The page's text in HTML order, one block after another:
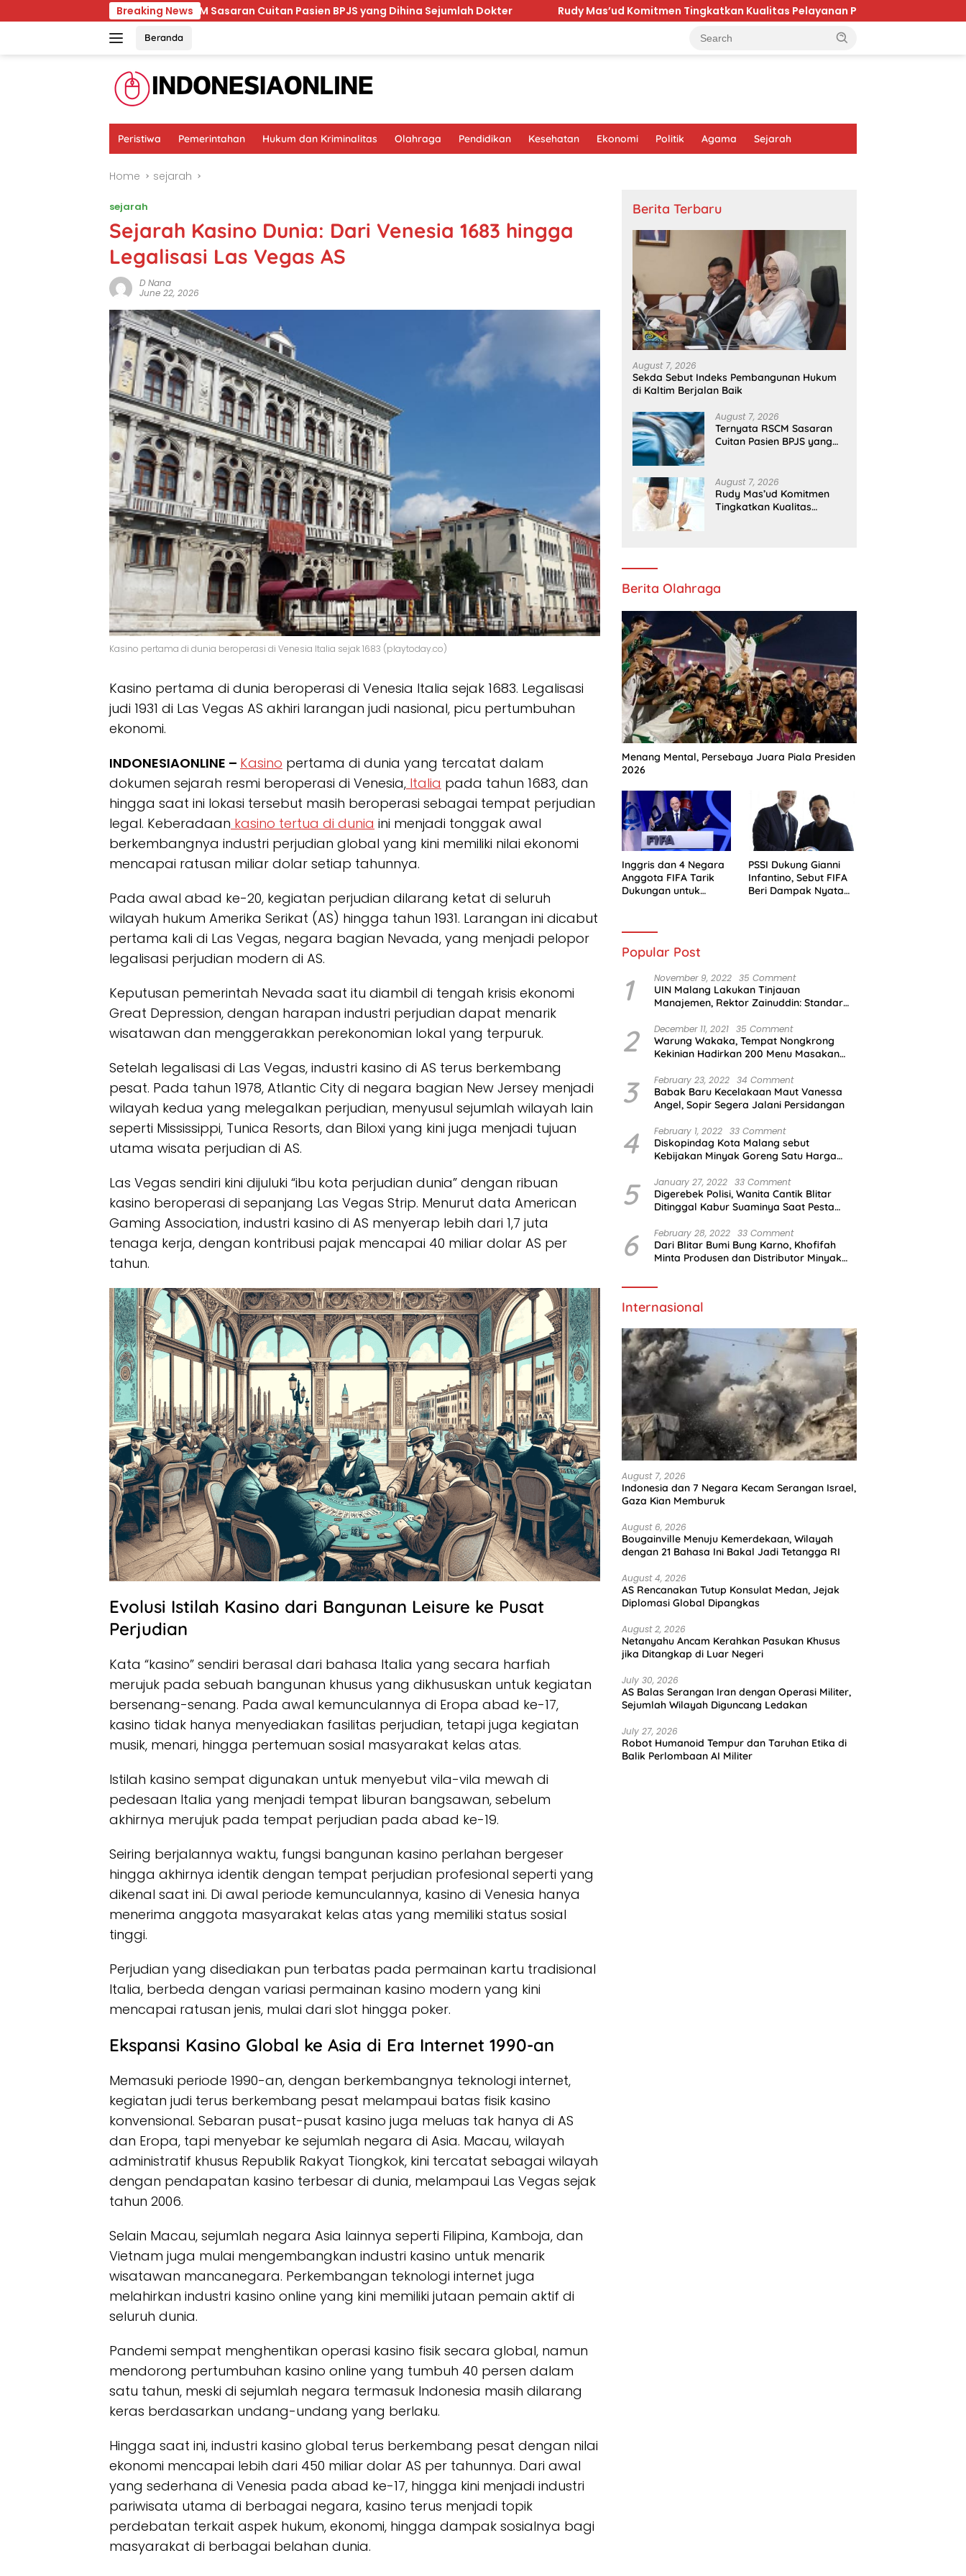
to
Breaking News
Ternyata RSCM Sasaran Cuitan Pasien BPJS yang Dihina Sejumlah Dokter Rudy Mas’ud Komitmen Tingkatkan Kualitas Pelayanan Publik di Kaltim
Beranda
Peristiwa Pemerintahan Hukum dan Kriminalitas Olahraga Pendidikan Kesehatan Ekonomi Politik Agama Sejarah
Home sejarah
sejarah
Sejarah Kasino Dunia: Dari Venesia 1683 hingga
Legalisasi Las Vegas AS
D Nana
June 22, 2026
Kasino pertama di dunia beroperasi di Venesia Italia sejak 1683 (playtoday.co)
Kasino pertama di dunia beroperasi di Venesia Italia sejak 1683. Legalisasi
judi 1931 di Las Vegas AS akhiri larangan judi nasional, picu pertumbuhan
ekonomi.
INDONESIAONLINE – Kasino pertama di dunia yang tercatat dalam
dokumen sejarah resmi beroperasi di Venesia, Italia pada tahun 1683, dan
hingga saat ini lokasi tersebut masih beroperasi sebagai tempat perjudian
legal. Keberadaan kasino tertua di dunia ini menjadi tonggak awal
berkembangnya industri perjudian global yang kini memiliki nilai ekonomi
mencapai ratusan miliar dolar setiap tahunnya.
Pada awal abad ke-20, kegiatan perjudian dilarang ketat di seluruh
wilayah hukum Amerika Serikat (AS) hingga tahun 1931. Larangan ini dicabut
pertama kali di Las Vegas, negara bagian Nevada, yang menjadi pelopor
legalisasi perjudian modern di AS.
Keputusan pemerintah Nevada saat itu diambil di tengah krisis ekonomi
Great Depression, dengan harapan industri perjudian dapat menarik
wisatawan dan menggerakkan perekonomian lokal yang terpuruk.
Setelah legalisasi di Las Vegas, industri kasino di AS terus berkembang
pesat. Pada tahun 1978, Atlantic City di negara bagian New Jersey menjadi
wilayah kedua yang melegalkan perjudian, menyusul sejumlah wilayah lain
seperti Mississippi, Tunica Resorts, dan Biloxi yang kini juga menjadi tujuan
utama wisata perjudian di AS.
Las Vegas sendiri kini dijuluki “ibu kota perjudian dunia” dengan ribuan
kasino beroperasi di sepanjang Las Vegas Strip. Menurut data American
Gaming Association, industri kasino di AS menyerap lebih dari 1,7 juta
tenaga kerja, dengan kontribusi pajak mencapai 40 miliar dolar AS per
tahun.
Evolusi Istilah Kasino dari Bangunan Leisure ke Pusat
Perjudian
Kata “kasino” sendiri berasal dari bahasa Italia yang secara harfiah
merujuk pada sebuah bangunan khusus yang dikhususkan untuk kegiatan
bersenang-senang. Pada awal kemunculannya di Eropa abad ke-17,
kasino tidak hanya menyediakan fasilitas perjudian, tetapi juga kegiatan
musik, menari, hingga pertemuan sosial masyarakat kelas atas.
Istilah kasino sempat digunakan untuk menyebut vila-vila mewah di
pedesaan Italia yang menjadi tempat liburan bangsawan, sebelum
akhirnya merujuk pada tempat perjudian pada abad ke-19.
Seiring berjalannya waktu, fungsi bangunan kasino perlahan bergeser
hingga akhirnya identik dengan tempat perjudian profesional seperti yang
dikenal saat ini. Di awal periode kemunculannya, kasino di Venesia hanya
menerima anggota masyarakat kelas atas yang memiliki status sosial
tinggi.
Perjudian yang disediakan pun terbatas pada permainan kartu tradisional
Italia, berbeda dengan variasi permainan kasino modern yang kini
mencapai ratusan jenis, mulai dari slot hingga poker.
Ekspansi Kasino Global ke Asia di Era Internet 1990-an
Memasuki periode 1990-an, dengan berkembangnya teknologi internet,
kegiatan judi terus berkembang pesat melampaui batas fisik kasino
konvensional. Sebaran pusat-pusat kasino juga meluas tak hanya di AS
dan Eropa, tapi menyebar ke sejumlah negara di Asia. Macau, wilayah
administratif khusus Republik Rakyat Tiongkok, kini tercatat sebagai wilayah
dengan pendapatan kasino terbesar di dunia, melampaui Las Vegas sejak
tahun 2006.
Selain Macau, sejumlah negara Asia lainnya seperti Filipina, Kamboja, dan
Vietnam juga mulai mengembangkan industri kasino untuk menarik
wisatawan mancanegara. Perkembangan teknologi internet juga
melahirkan industri kasino online yang kini memiliki jutaan pemain aktif di
seluruh dunia.
Pandemi sempat menghentikan operasi kasino fisik secara global, namun
mendorong pertumbuhan kasino online yang tumbuh 40 persen dalam
satu tahun, meski di sejumlah negara termasuk Indonesia masih dilarang
keras berdasarkan undang-undang yang berlaku.
Hingga saat ini, industri kasino global terus berkembang pesat dengan nilai
ekonomi mencapai lebih dari 450 miliar dolar AS per tahunnya. Dari awal
yang sederhana di Venesia pada abad ke-17, hingga kini menjadi industri
pariwisata utama di berbagai negara, kasino terus menjadi topik
perdebatan terkait aspek hukum, ekonomi, hingga dampak sosialnya bagi
masyarakat di berbagai belahan dunia.
Berita Terbaru
August 7, 2026
Sekda Sebut Indeks Pembangunan Hukum
di Kaltim Berjalan Baik
August 7, 2026
Ternyata RSCM Sasaran
Cuitan Pasien BPJS yang
August 7, 2026
Rudy Mas’ud Komitmen
Tingkatkan Kualitas
Berita Olahraga
Menang Mental, Persebaya Juara Piala Presiden
2026
Inggris dan 4 Negara
Anggota FIFA Tarik
Dukungan untuk
PSSI Dukung Gianni
Infantino, Sebut FIFA
Beri Dampak Nyata
Popular Post
1 November 9, 2022 35 Comment
UIN Malang Lakukan Tinjauan
Manajemen, Rektor Zainuddin: Standar
2 December 11, 2021 35 Comment
Warung Wakaka, Tempat Nongkrong
Kekinian Hadirkan 200 Menu Masakan
3 February 23, 2022 34 Comment
Babak Baru Kecelakaan Maut Vanessa
Angel, Sopir Segera Jalani Persidangan
4 February 1, 2022 33 Comment
Diskopindag Kota Malang sebut
Kebijakan Minyak Goreng Satu Harga
5 January 27, 2022 33 Comment
Digerebek Polisi, Wanita Cantik Blitar
Ditinggal Kabur Suaminya Saat Pesta
6 February 28, 2022 33 Comment
Dari Blitar Bumi Bung Karno, Khofifah
Minta Produsen dan Distributor Minyak
Internasional
August 7, 2026
Indonesia dan 7 Negara Kecam Serangan Israel,
Gaza Kian Memburuk
August 6, 2026
Bougainville Menuju Kemerdekaan, Wilayah
dengan 21 Bahasa Ini Bakal Jadi Tetangga RI
August 4, 2026
AS Rencanakan Tutup Konsulat Medan, Jejak
Diplomasi Global Dipangkas
August 2, 2026
Netanyahu Ancam Kerahkan Pasukan Khusus
jika Ditangkap di Luar Negeri
July 30, 2026
AS Balas Serangan Iran dengan Operasi Militer,
Sejumlah Wilayah Diguncang Ledakan
July 27, 2026
Robot Humanoid Tempur dan Taruhan Etika di
Balik Perlombaan AI Militer